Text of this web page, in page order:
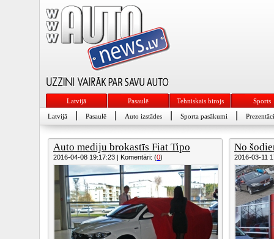
Latvijā Pasaulē Tehniskais birojs Sports
Latvijā Pasaulē Auto izstādes Sporta pasākumi
Auto mediju brokastīs Fiat Tipo
2016-04-08 19:17:23 | Komentāri: (0)
No
2016-03-11